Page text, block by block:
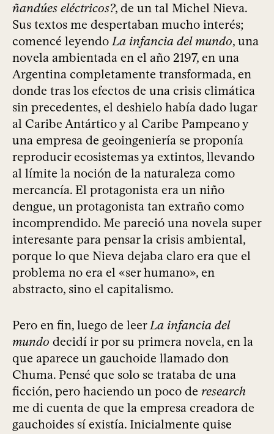
ñandúes eléctricos?, de un tal Michel Nieva.
Sus textos me despertaban mucho interés;
comencé leyendo La infancia del mundo, una
novela ambientada en el año 2197, en una
Argentina completamente transformada, en
donde tras los efectos de una crisis climática
sin precedentes, el deshielo había dado lugar
al Caribe Antártico y al Caribe Pampeano y
una empresa de geoingeniería se proponía
reproducir ecosistemas ya extintos, llevando
al límite la noción de la naturaleza como
mercancía. El protagonista era un niño
dengue, un protagonista tan extraño como
incomprendido. Me pareció una novela super
interesante para pensar la crisis ambiental,
porque lo que Nieva dejaba claro era que el
problema no era el «ser humano», en
abstracto, sino el capitalismo.
Pero en fin, luego de leerLa infancia del
mundo decidí ir por su primera novela, en la
que aparece un gauchoide llamado don
Chuma. Pensé que solo se trataba de una
ficción, pero haciendo un poco de research
me di cuenta de que la empresa creadora de
gauchoides sí existía. Inicialmente quise